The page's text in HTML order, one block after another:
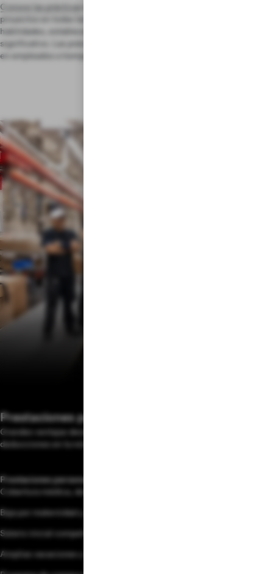
Conoce las prácticas
proyectos en todas las disciplinas al tiempo que amplías tus
habilidades, estableces tu carrera profesional y produces un impacto
significativo. Las prácticas en Tesla a menudo conducen a convertirse
en empleados a tiempo completo.
Prestaciones para empleados
Grandes ventajas desde el primer día y opciones disponibles sin
deducciones en la nómina
Prestaciones personales
Cobertura médica, dental y oftalmológica
Baja por maternidad y paternidad
Salario inicial competitivo y plan 401(k)
Amplias vacaciones y horario flexible